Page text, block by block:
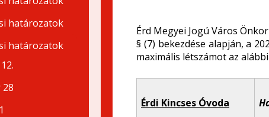
Érd Megyei Jogú Város
§ (7) bekezdése alapján, a
maximális létszámot az
Érdi Kincses Óvoda
határozatok
határozatok
28